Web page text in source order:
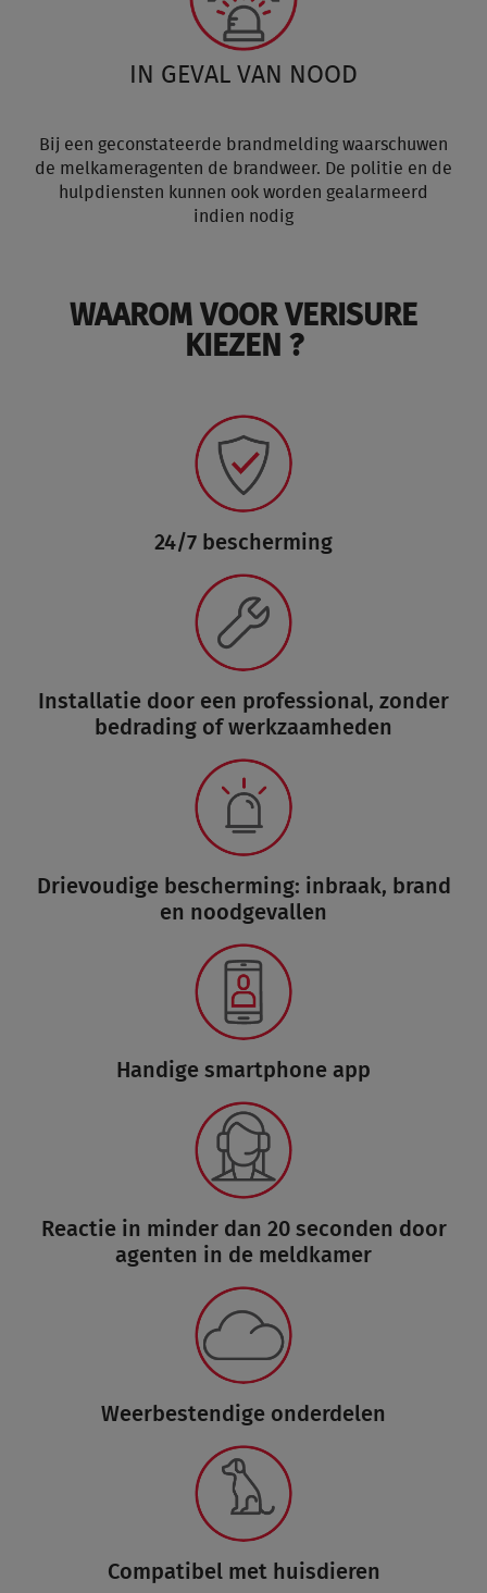
IN GEVAL VAN NOOD
Bij een geconstateerde brandmelding waarschuwen
de melkameragenten de brandweer. De politie en de
hulpdiensten kunnen ook worden gealarmeerd
indien nodig
WAAROM VOOR VERISURE
KIEZEN ?
24/7 bescherming
Installatie door een professional, zonder
bedrading of werkzaamheden
Drievoudige bescherming: inbraak, brand
en noodgevallen
Handige smartphone app
Reactie in minder dan 20 seconden door
agenten in de meldkamer
Weerbestendige onderdelen
Compatibel met huisdieren